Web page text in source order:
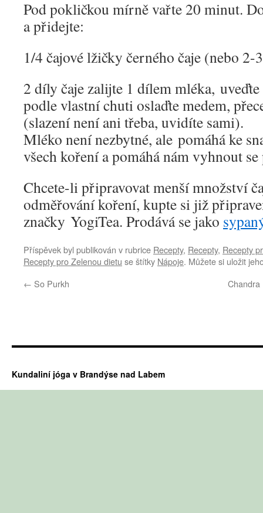
Pod pokličkou mírně vařte 20 minut.
a přidejte:
1/4 čajové lžičky černého čaje (nebo 2-
2 díly čaje zalijte 1 dílem mléka,
podle vlastní chuti oslaďte medem,
(slazení není ani třeba, uvidíte sami).
Mléko není nezbytné, ale pomáhá ke
všech koření a pomáhá nám vyhnout
Chcete-li připravovat menší množství
odměřování koření, kupte si již
značky YogiTea. Prodává se jako
Příspěvek byl publikován v rubrice Recepty, Recepty, Recepty
Recepty pro Zelenou dietu se štítky Nápoje. Můžete si uložit
← So Purkh Chandra
Kundaliní jóga v Brandýse nad Labem